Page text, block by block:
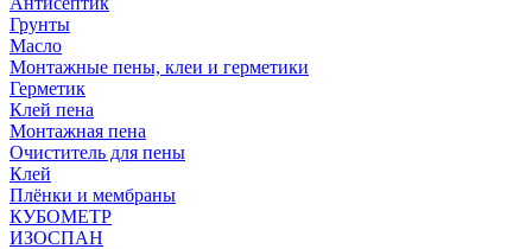
Грунты
Масло
Монтажные пены, клеи и герметики
Герметик
Клей пена
Монтажная пена
Очиститель для пены
Клей
Плёнки и мембраны
КУБОМЕТР
ИЗОСПАН